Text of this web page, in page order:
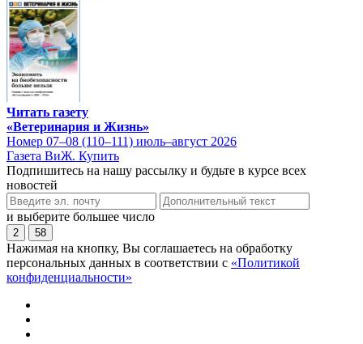
Читать газету
«Ветеринария и Жизнь»
Номер 07–08 (110–111) июль–август 2026
Газета ВиЖ. Купить
Подпишитесь на нашу рассылку и будьте в курсе всех
новостей
и выберите большее число
2 58
Нажимая на кнопку, Вы соглашаетесь на обработку
персональных данных в соответствии с «Политикой
конфиденциальности»